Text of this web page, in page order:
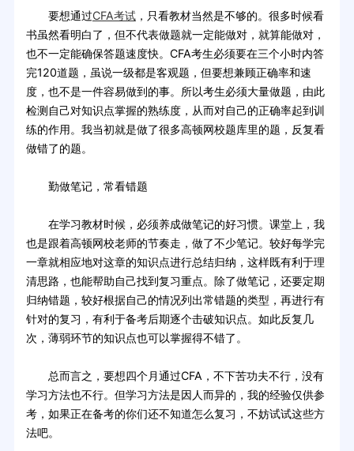
要想通过CFA考试，只看教材当然是不够的。很多时候看
书虽然看明白了，但不代表做题就一定能做对，就算能做对，
也不一定能确保答题速度快。CFA考生必须要在三个小时内答
完120道题，虽说一级都是客观题，但要想兼顾正确率和速
度，也不是一件容易做到的事。所以考生必须大量做题，由此
检测自己对知识点掌握的熟练度，从而对自己的正确率起到训
练的作用。我当初就是做了很多高顿网校题库里的题，反复看
做错了的题。
勤做笔记，常看错题
在学习教材时候，必须养成做笔记的好习惯。课堂上，我
也是跟着高顿网校老师的节奏走，做了不少笔记。较好每学完
一章就相应地对这章的知识点进行总结归纳，这样既有利于理
清思路，也能帮助自己找到复习重点。除了做笔记，还要定期
归纳错题，较好根据自己的情况列出常错题的类型，再进行有
针对的复习，有利于备考后期逐个击破知识点。如此反复几
次，薄弱环节的知识点也可以掌握得不错了。
总而言之，要想四个月通过CFA，不下苦功夫不行，没有
学习方法也不行。但学习方法是因人而异的，我的经验仅供参
考，如果正在备考的你们还不知道怎么复习，不妨试试这些方
法吧。